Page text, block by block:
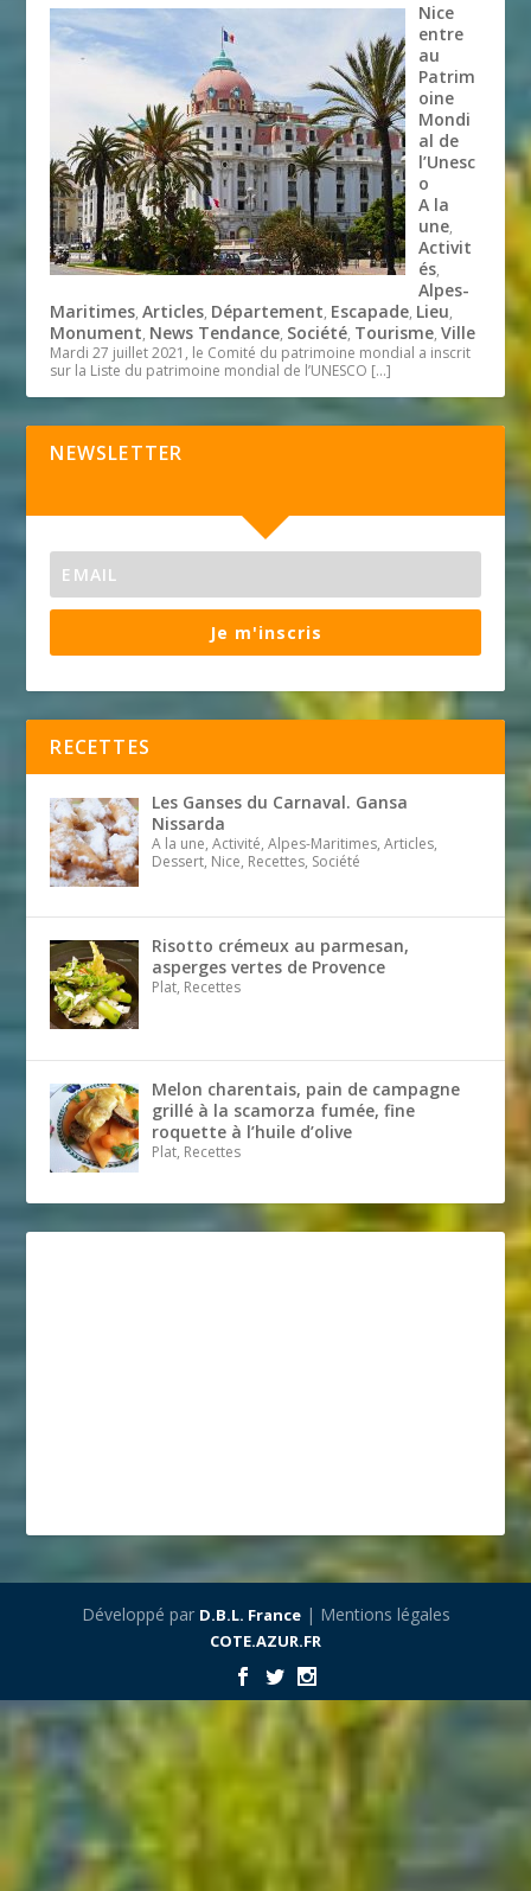
Nice
entre
au
Patrim
oine
Mondi
al de
l’Unesc
o
A la
une,
Activit
és,
Alpes-
Maritimes,Articles, Département, Escapade, Lieu,
Monument, News Tendance, Société, Tourisme,Ville
Mardi 27 juillet 2021, le Comité du patrimoine mondial a inscrit
sur la Liste du patrimoine mondial de l’UNESCO […]
NEWSLETTER
Je m'inscris
RECETTES
Les Ganses du Carnaval. Gansa
Nissarda
A la une, Activité, Alpes-Maritimes, Articles,
Dessert, Nice, Recettes, Société
Risotto crémeux au parmesan,
asperges vertes de Provence
Plat, Recettes
Melon charentais, pain de campagne
grillé à la scamorza fumée, fine
roquette à l’huile d’olive
Plat, Recettes
Développé par D.B.L. France| Mentions légales
COTE.AZUR.FR